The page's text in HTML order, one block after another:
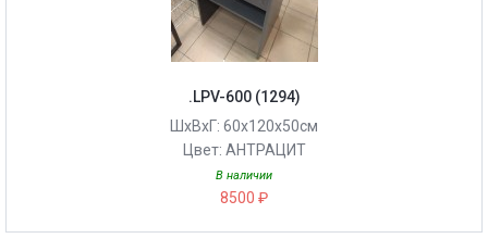
.LPV-600 (1294)
ШхВхГ: 60х120х50см
Цвет: АНТРАЦИТ
В наличии
8500 ₽